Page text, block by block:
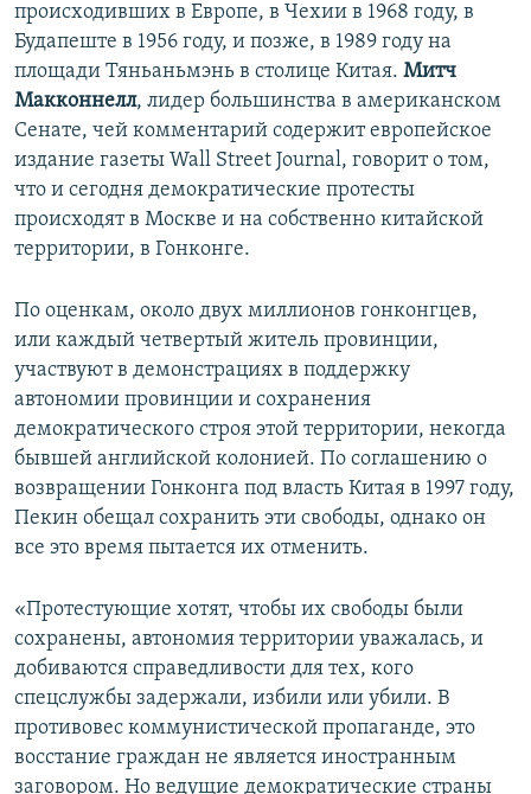
происходивших в Европе, в Чехии в 1968 году, в
Будапеште в 1956 году, и позже, в 1989 году на
площади Тяньаньмэнь в столице Китая. Митч
Макконнелл, лидер большинства в американском
Сенате, чей комментарий содержит европейское
издание газеты Wall Street Journal, говорит о том,
что и сегодня демократические протесты
происходят в Москве и на собственно китайской
территории, в Гонконге.
По оценкам, около двух миллионов гонконгцев,
или каждый четвертый житель провинции,
участвуют в демонстрациях в поддержку
автономии провинции и сохранения
демократического строя этой территории, некогда
бывшей английской колонией. По соглашению о
возвращении Гонконга под власть Китая в 1997 году,
Пекин обещал сохранить эти свободы, однако он
все это время пытается их отменить.
«Протестующие хотят, чтобы их свободы были
сохранены, автономия территории уважалась, и
добиваются справедливости для тех, кого
спецслужбы задержали, избили или убили. В
противовес коммунистической пропаганде, это
восстание граждан не является иностранным
заговором. Но ведущие демократические страны